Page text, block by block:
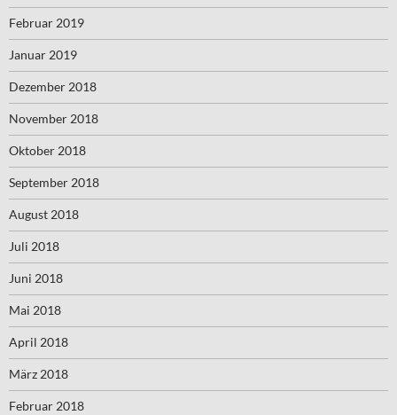
Februar 2019
Januar 2019
Dezember 2018
November 2018
Oktober 2018
September 2018
August 2018
Juli 2018
Juni 2018
Mai 2018
April 2018
März 2018
Februar 2018